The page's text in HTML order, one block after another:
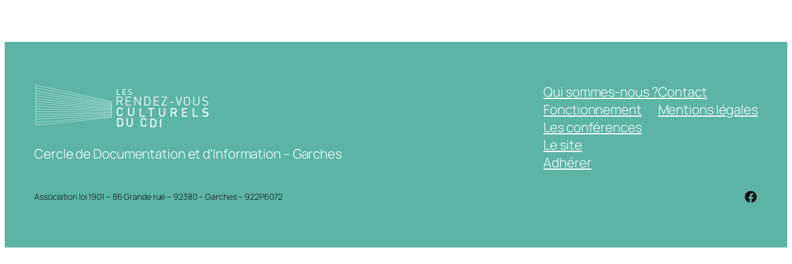
Cercle de Documentation et d'Information – Garches
Qui sommes-nous ?
Fonctionnement
Les conférences
Le site
Adhérer
Contact
Mentions légales
Association loi 1901 – 86 Grande rue – 92380 – Garches – 922P6072